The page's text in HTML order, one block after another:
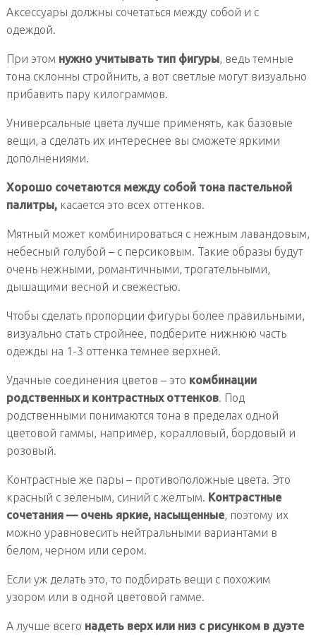
Аксессуары должны сочетаться между собой и с
одеждой.
При этом нужно учитывать тип фигуры, ведь темные
тона склонны стройнить, а вот светлые могут визуально
прибавить пару килограммов.
Универсальные цвета лучше применять, как базовые
вещи, а сделать их интереснее вы сможете яркими
дополнениями.
Хорошо сочетаются между собой тона пастельной
палитры,касается это всех оттенков.
Мятный может комбинироваться с нежным лавандовым,
небесный голубой – с персиковым. Такие образы будут
очень нежными, романтичными, трогательными,
дышащими весной и свежестью.
Чтобы сделать пропорции фигуры более правильными,
визуально стать стройнее, подберите нижнюю часть
одежды на 1-3 оттенка темнее верхней.
Удачные соединения цветов – это комбинации
родственных и контрастных оттенков. Под
родственными понимаются тона в пределах одной
цветовой гаммы, например, коралловый, бордовый и
розовый.
Контрастные же пары – противоположные цвета. Это
красный с зеленым, синий с желтым. Контрастные
сочетания — очень яркие, насыщенные, поэтому их
можно уравновесить нейтральными вариантами в
белом, черном или сером.
Если уж делать это, то подбирать вещи с похожим
узором или в одной цветовой гамме.
А лучше всего надеть верх или низ с рисунком в дуэте